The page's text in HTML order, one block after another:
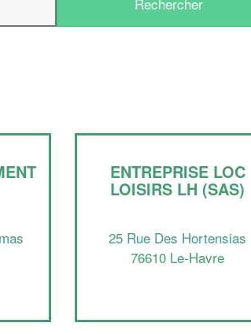
ENTREPRISE LOC
LOISIRS LH (SAS)
25 Rue Des Hortensias
76610 Le-Havre
nouveaux clients!